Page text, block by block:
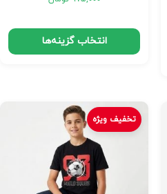
انتخاب گزینه‌ها
تخفیف ویژه